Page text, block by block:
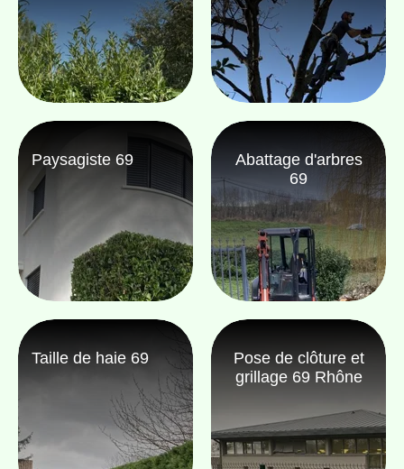
Paysagiste 69
Abattage d'arbres
69
Taille de haie 69
Pose de clôture et
grillage 69 Rhône